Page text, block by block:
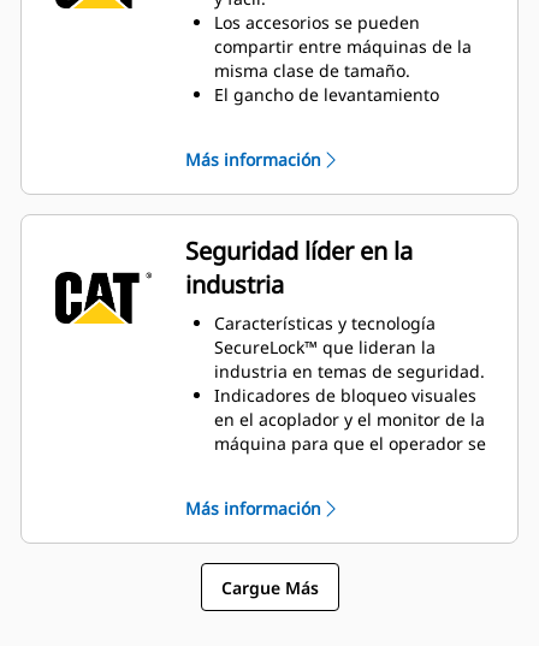
Los accesorios se pueden
compartir entre máquinas de la
misma clase de tamaño.
El gancho de levantamiento
Más información
Seguridad líder en la
industria
Características y tecnología
SecureLock™ que lideran la
industria en temas de seguridad.
Indicadores de bloqueo visuales
en el acoplador y el monitor de la
máquina para que el operador se
Los operadores pueden cambiar
de accesorio de forma
independiente desde la seguridad
de la cabina.
Más información
Cargue Más